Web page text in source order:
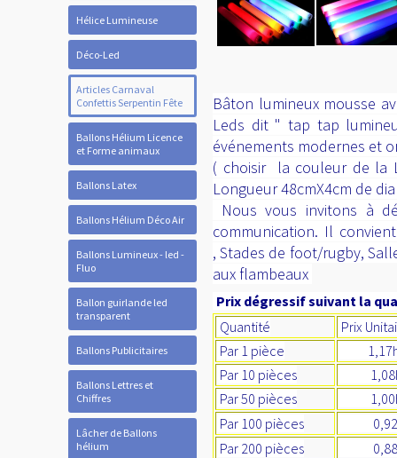
Hélice Lumineuse
Déco-Led
Articles Carnaval
Confettis Serpentin Fête
Ballons Hélium Licence
et Forme animaux
Ballons Latex
Ballons Hélium Déco Air
Ballons Lumineux - led -
Fluo
Ballon guirlande led
transparent
Ballons Publicitaires
Ballons Lettres et
Chiffres
Lâcher de Ballons
hélium
Bâton lumineux mousse
Leds dit " tap tap
événements modernes et
( choisir la couleur de la
Longueur 48cmX4cm de
Nous vous invitons à
communication. Il
, Stades de foot/rugby,
aux flambeaux
Prix dégressif suivant la
Quantité
Prix
Par 1 pièce
Par 10 pièces
Par 50 pièces
Par 100 pièces
Par 200 pièces